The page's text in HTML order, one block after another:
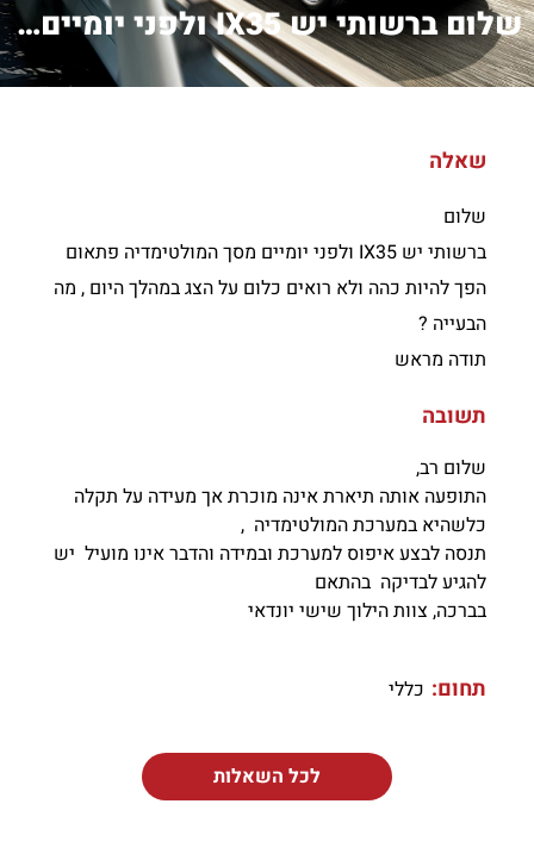
שלום ברשותי יש IX35 ולפני יומיים מס...
שאלה
שלום
ברשותי יש IX35 ולפני יומיים מסך המולטימדיה פתאום
הפך להיות כהה ולא רואים כלום על הצג במהלך היום , מה
הבעייה ?
תודה מראש
תשובה
שלום רב,
התופעה אותה תיארת אינה מוכרת אך מעידה על תקלה
כלשהיא במערכת המולטימדיה ,
תנסה לבצע איפוס למערכת ובמידה והדבר אינו מועיל יש
להגיע לבדיקה בהתאם
בברכה, צוות הילוך שישי יונדאי
תחום: כללי
לכל השאלות